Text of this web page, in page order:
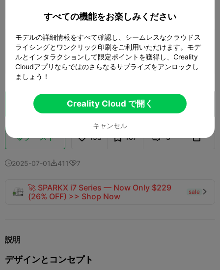
0.2mm layer, 2 walls, 15% infill
 03h 58m  2 プレート  159.37g

クラウドスライス Creality Cloud で開く
ブースト 153 167  3 
2025-07-014117
🚀 SPARKX i7 Series — Now Only $229
(26% OFF) >> Shop Now
sale 
説明
デザインとコンセプト
すべての機能をお楽しみください
モデルの詳細情報をすべて確認し、シームレスなクラウドス
ライシングとワンクリック印刷をご利用いただけます。モデ
ルとインタラクションして限定ポイントを獲得し、Creality
Cloudアプリならではのさらなるサプライズをアンロックし
ましょう！
Creality Cloud で開く
キャンセル